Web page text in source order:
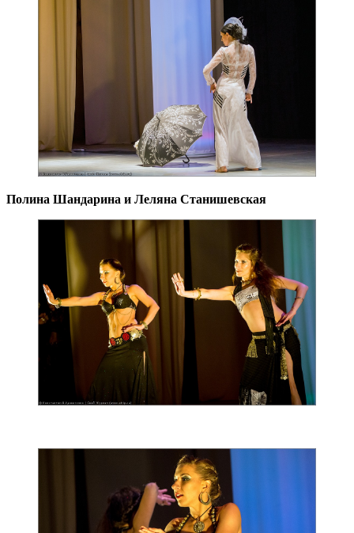
Полина Шандарина и Леляна Станишевская